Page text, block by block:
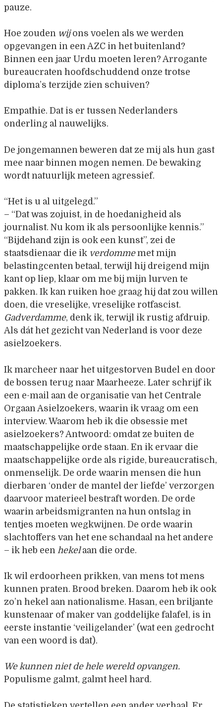
pauze.
Hoe zouden wijons voelen als we werden
opgevangen in een AZC in het buitenland?
Binnen een jaar Urdu moeten leren? Arrogante
bureaucraten hoofdschuddend onze trotse
diploma’s terzijde zien schuiven?
Empathie. Dat is er tussen Nederlanders
onderling al nauwelijks.
De jongemannen beweren dat ze mij als hun gast
mee naar binnen mogen nemen. De bewaking
wordt natuurlijk meteen agressief.
“Het is u al uitgelegd.”
– “Dat was zojuist, in de hoedanigheid als
journalist. Nu kom ik als persoonlijke kennis.”
“Bijdehand zijn is ook een kunst”, zei de
staatsdienaar die ik verdommemet mijn
belastingcenten betaal, terwijl hij dreigend mijn
kant op liep, klaar om me bij mijn lurven te
pakken. Ik kan ruiken hoe graag hij dat zou willen
doen, die vreselijke, vreselijke rotfascist.
Gadverdamme, denk ik, terwijl ik rustig afdruip.
Als dát het gezicht van Nederland is voor deze
asielzoekers.
Ik marcheer naar het uitgestorven Budel en door
de bossen terug naar Maarheeze. Later schrijf ik
een e-mail aan de organisatie van het Centrale
Orgaan Asielzoekers, waarin ik vraag om een
interview. Waarom heb ik die obsessie met
asielzoekers? Antwoord: omdat ze buiten de
maatschappelijke orde staan. En ik ervaar die
maatschappelijke orde als rigide, bureaucratisch,
onmenselijk. De orde waarin mensen die hun
dierbaren ‘onder de mantel der liefde’ verzorgen
daarvoor materieel bestraft worden. De orde
waarin arbeidsmigranten na hun ontslag in
tentjes moeten wegkwijnen. De orde waarin
slachtoffers van het ene schandaal na het andere
– ik heb een hekelaan die orde.
Ik wil erdoorheen prikken, van mens tot mens
kunnen praten. Brood breken. Daarom heb ik ook
zo’n hekel aan nationalisme. Hasan, een briljante
kunstenaar of maker van goddelijke falafel, is in
eerste instantie ‘veiligelander’ (wat een gedrocht
van een woord is dat).
We kunnen niet de hele wereld opvangen.
Populisme galmt, galmt heel hard.